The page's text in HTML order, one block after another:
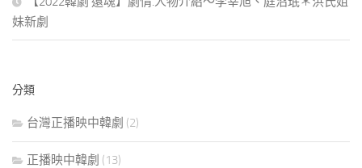
妹新劇
分類
台灣正播映中韓劇 (2)
正播映中韓劇 (13)